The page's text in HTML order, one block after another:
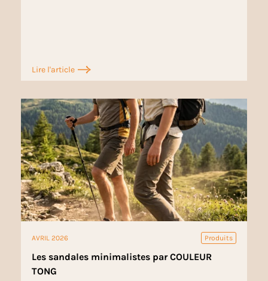
Lire l'article
AVRIL 2026 Produits
Les sandales minimalistes par COULEUR
TONG